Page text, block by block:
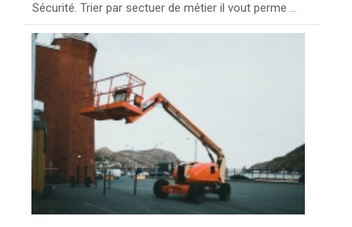
Sécurité. Trier par sectuer de métier il vout perme ...